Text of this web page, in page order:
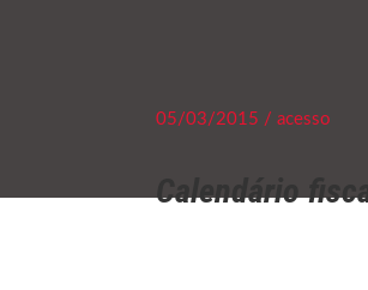
05/03/2015 / acesso
Calendário